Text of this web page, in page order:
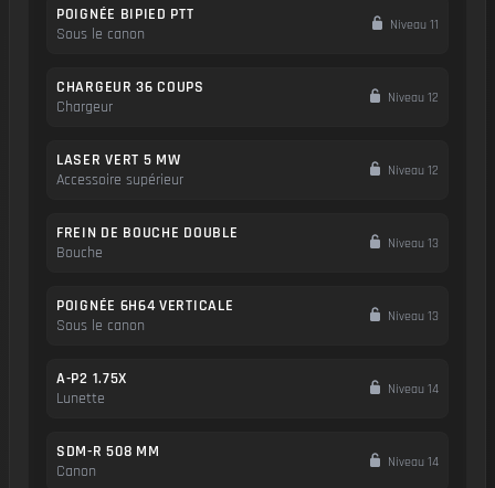
POIGNÉE BIPIED PTT
Sous le canon
Niveau 11
CHARGEUR 36 COUPS
Chargeur
Niveau 12
LASER VERT 5 MW
Accessoire supérieur
Niveau 12
FREIN DE BOUCHE DOUBLE
Bouche
Niveau 13
POIGNÉE 6H64 VERTICALE
Sous le canon
Niveau 13
A-P2 1.75X
Lunette
Niveau 14
SDM-R 508 MM
Canon
Niveau 14